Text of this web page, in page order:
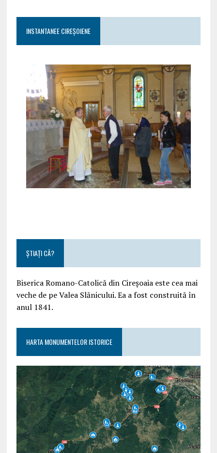
INSTANTANEE CIREȘOIENE
ȘTIAȚI CĂ?
Biserica Romano-Catolică din Cireșoaia este cea mai
veche de pe Valea Slănicului. Ea a fost construită în
anul 1841.
HARTA MONUMENTELOR ISTORICE